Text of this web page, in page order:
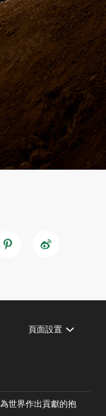
頁面設置
世界作出貢獻的抱